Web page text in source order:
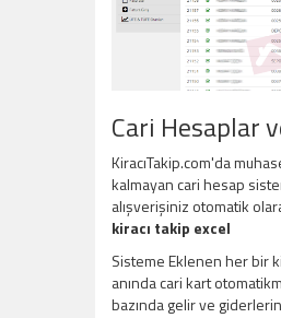
Cari Hesaplar
KiracıTakip.com'da
kalmayan cari hesap
alışverişiniz otomatik
kiracı takip excel
Sisteme Eklenen her bir
anında cari kart
bazında gelir ve